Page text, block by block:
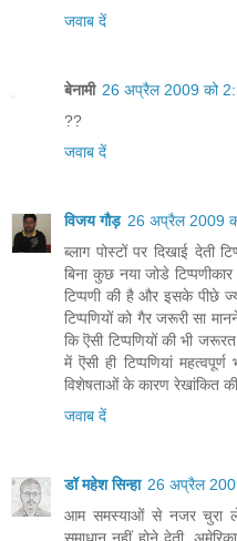
जवाब दें
बेनामी 26 अप्रैल 2009 को
??
जवाब दें
विजय गौड़ 26 अप्रैल 2009
ब्लाग पोस्टों पर दिखाई देती
बिना कुछ नया जोडे
टिप्पणी की है और इसके पीछे
टिप्पणियों को गैर जरूरी सा
कि ऎसी टिप्पणियों की भी
में ऎसी ही टिप्पणियां
विशेषताओं के कारण रेखांकित की
जवाब दें
डॉ महेश सिन्हा 26 अप्रैल
आम समस्याओं से नजर चुरा लेने